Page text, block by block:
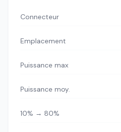
Connecteur
Emplacement
Puissance max
Puissance moy.
10% → 80%